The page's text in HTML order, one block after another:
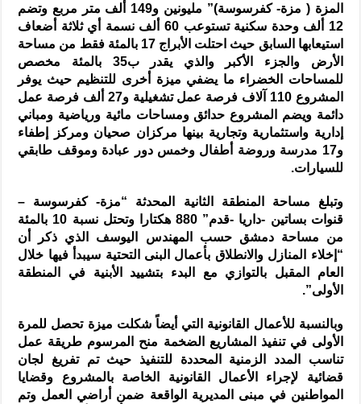
المزة ( مزة- كفرسوسة)” مليونين و149 ألف متر مربع وتضم
12 ألف وحدة سكنية تستوعب 60 ألف نسمة أي ثلاثة أضعاف
استيعابها السابق حيث احتلت الأبراج 17 بالمئة فقط من مساحة
الأرض والجزء الأكبر والذي يقدر ب35 بالمئة مخصص
للمساحات الخضراء ما يضفي ميزة أخرى للتنظيم حيث يوفر
المشروع 110 آلاف فرصة عمل تشغيلية و27 ألف فرصة عمل
دائمة ويضم المشروع حدائق ومساحات مائية ورياضية ومباني
إدارية واستثمارية وتجارية بينها مركزان صحيان ومركز إطفاء
و17 مدرسة وروضة أطفال وخمس دور عبادة وموقف طابقي
للسيارات.
وتبلغ مساحة المنطقة الثانية المحدثة “مزة- كفرسوسة –
قنوات بساتين -داريا -قدم” 880 هكتارا وتحتل نسبة 10 بالمئة
من مساحة دمشق حسب المهندس اليوسف الذي ذكر أن
“إخلاء المنازل والانطلاق بأعمال البنى التحتية سيبدأ فيها خلال
العام المقبل بالتوازي مع البدء بتشييد الأبنية في المنطقة
الأولى”.
وبالنسبة للأعمال القانونية التي أيضاً شكلت ميزة تحصل للمرة
الأولى في تنفيذ المشاريع الضخمة منح المرسوم طريقة عمل
تناسب المدد الزمنية المحددة للتنفيذ حيث تم تفريغ لجان
قضائية لإجراء الأعمال القانونية الخاصة بالمشروع وقضايا
المواطنين في مبنى المديرية الواقعة ضمن أراضي العمل وتم